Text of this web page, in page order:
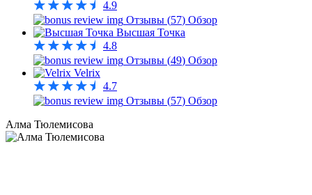
4.9
Отзывы (57) Обзор
Высшая Точка
4.8
Отзывы (49) Обзор
Velrix
4.7
Отзывы (57) Обзор
Алма Тюлемисова